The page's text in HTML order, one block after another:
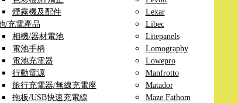
煙霧機及配件
/充電產品
相機/器材電池
電池手柄
電池充電器
行動電源
旅行充電器/無線充電座
拖板/USB快速充電線
Lexar
Libec
Litepanels
Lomography
Lowepro
Manfrotto
Matador
Maze Fathom